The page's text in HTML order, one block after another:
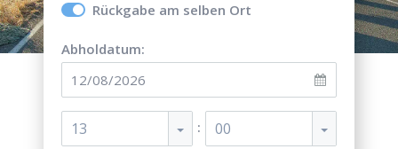
Rückgabe am selben Ort
Abholdatum:
13 : 00